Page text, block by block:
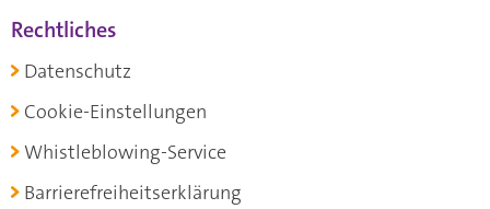
Rechtliches
Datenschutz
Cookie-Einstellungen
Whistleblowing-Service
Barrierefreiheitserklärung